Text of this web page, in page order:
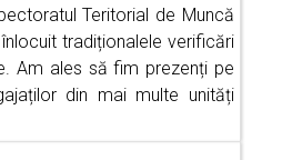
Teritorial de Muncă
tradiționalele verificări
Am ales să fim prezenți pe
din mai multe unități